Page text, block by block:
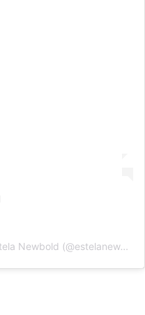
Uma publicação partilhada por Estela Newbold (@estelanewbold)